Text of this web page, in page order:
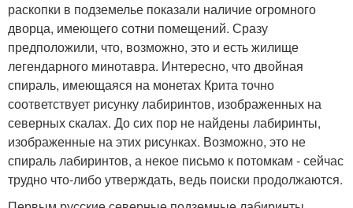
раскопки в подземелье показали наличие огромного
дворца, имеющего сотни помещений. Сразу
предположили, что, возможно, это и есть жилище
легендарного минотавра. Интересно, что двойная
спираль, имеющаяся на монетах Крита точно
соответствует рисунку лабиринтов, изображенных на
северных скалах. До сих пор не найдены лабиринты,
изображенные на этих рисунках. Возможно, это не
спираль лабиринтов, а некое письмо к потомкам - сейчас
трудно что-либо утверждать, ведь поиски продолжаются.